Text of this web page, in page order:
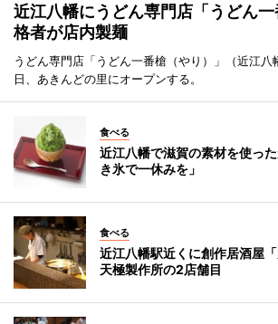
近江八幡にうどん専門店「うどん
格者が店内製麺
うどん専門店「うどん一番槍（やり）」（近江
日、あきんどの里にオープンする。
食べる
近江八幡で滋賀の素材を使っ
き氷で一休みを」
食べる
近江八幡駅近くに創作居酒屋
天極製作所の2店舗目